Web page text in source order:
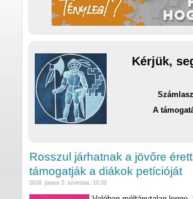
Kérjük,
A
Rosszul járhatnak a jövőre
támogatják a diákok petícióját
2018. június 2. szombat, 10:32